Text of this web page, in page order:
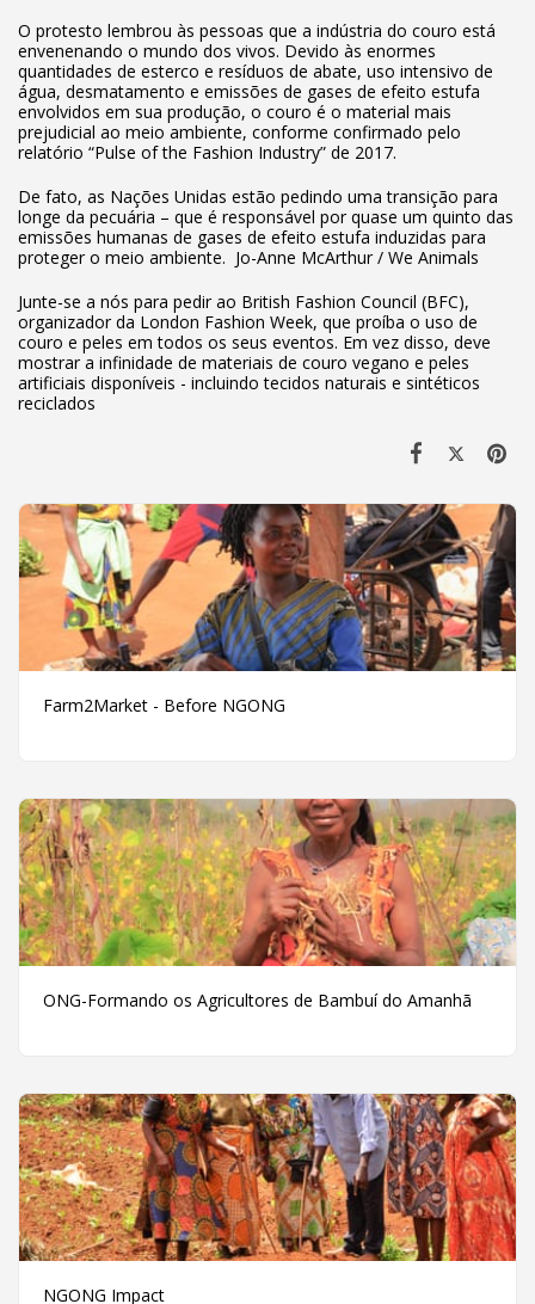
O protesto lembrou às pessoas que a indústria do couro está
envenenando o mundo dos vivos. Devido às enormes
quantidades de esterco e resíduos de abate, uso intensivo de
água, desmatamento e emissões de gases de efeito estufa
envolvidos em sua produção, o couro é o material mais
prejudicial ao meio ambiente, conforme confirmado pelo
relatório “Pulse of the Fashion Industry” de 2017.
De fato, as Nações Unidas estão pedindo uma transição para
longe da pecuária – que é responsável por quase um quinto das
emissões humanas de gases de efeito estufa induzidas para
proteger o meio ambiente. Jo-Anne McArthur / We Animals
Junte-se a nós para pedir ao British Fashion Council (BFC),
organizador da London Fashion Week, que proíba o uso de
couro e peles em todos os seus eventos. Em vez disso, deve
mostrar a infinidade de materiais de couro vegano e peles
artificiais disponíveis - incluindo tecidos naturais e sintéticos
reciclados
Farm2Market - Before NGONG
ONG-Formando os Agricultores de Bambuí do Amanhã
NGONG Impact